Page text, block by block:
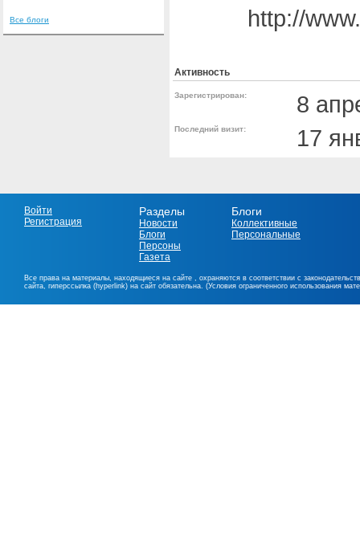
Все блоги
http://
Активность
Зарегистрирован: 8
Последний визит: 17
Войти
Регистрация
Разделы
Новости
Блоги
Персоны
Газета
Блоги
Коллективные
Персональные
Все права на материалы, находящиеся на сайте , охраняются в соответствии с
сайта, гиперссылка (hyperlink) на сайт обязательна. (Условия ограниченного использования